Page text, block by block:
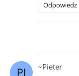
Odpowiedz
~Pieter